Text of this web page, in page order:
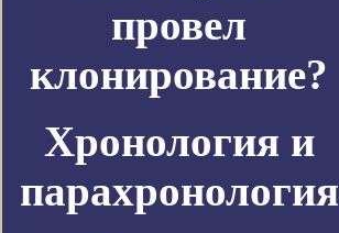
провел
клонирование?
Хронология и
парахронология